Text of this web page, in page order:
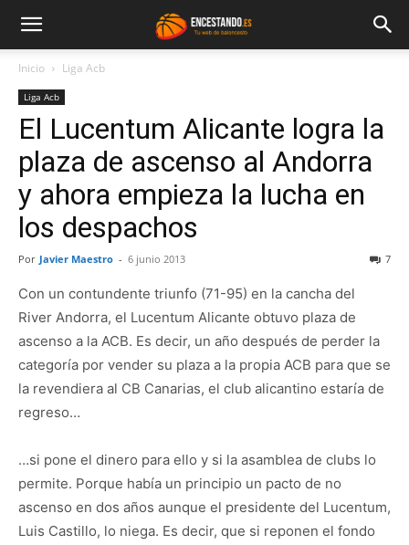
Inicio Liga Acb
Liga Acb
El Lucentum Alicante logra la
plaza de ascenso al Andorra
y ahora empieza la lucha en
los despachos
Por Javier Maestro - 6 junio 2013 7
Con un contundente triunfo (71-95) en la cancha del
River Andorra, el Lucentum Alicante obtuvo plaza de
ascenso a la ACB. Es decir, un año después de perder la
categoría por vender su plaza a la propia ACB para que se
la revendiera al CB Canarias, el club alicantino estaría de
regreso…
…si pone el dinero para ello y si la asamblea de clubs lo
permite. Porque había un principio un pacto de no
ascenso en dos años aunque el presidente del Lucentum,
Luis Castillo, lo niega. Es decir, que si reponen el fondo